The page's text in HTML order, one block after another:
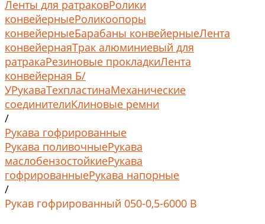
Ленты для ратраковРолики
конвейерныеРоликоопоры
конвейерныеБарабаны конвейерныеЛента
конвейернаяТрак алюминиевый для
ратракаРезиновые прокладкиЛента
конвейерная Б/
УРукаваТехпластинаМеханические
соединителиКлиновые ремни
/
Рукава гофрированные
Рукава поливочныеРукава
маслобензостойкиеРукава
гофрированныеРукава напорные
/
Рукав гофрированный 050-0,5-6000 В